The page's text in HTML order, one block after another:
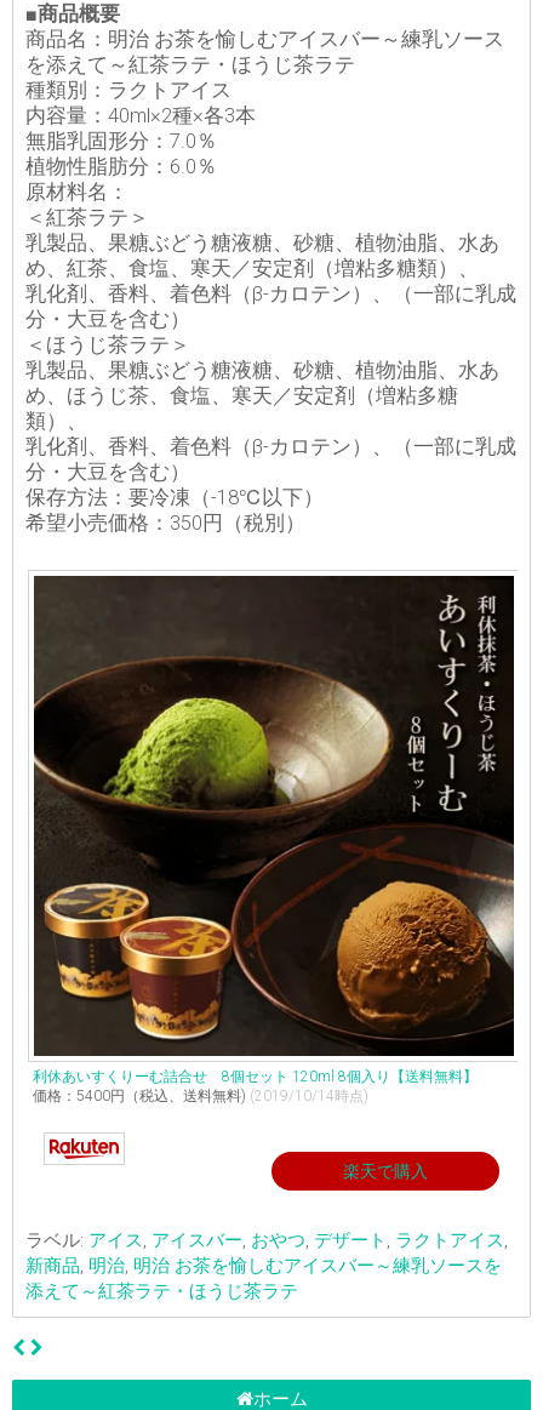
■商品概要
商品名：明治 お茶を愉しむアイスバー～練乳ソース
を添えて～紅茶ラテ・ほうじ茶ラテ
種類別：ラクトアイス
内容量：40ml×2種×各3本
無脂乳固形分：7.0％
植物性脂肪分：6.0％
原材料名：
＜紅茶ラテ＞
乳製品、果糖ぶどう糖液糖、砂糖、植物油脂、水あ
め、紅茶、食塩、寒天／安定剤（増粘多糖類）、
乳化剤、香料、着色料（β-カロテン）、（一部に乳成
分・大豆を含む）
＜ほうじ茶ラテ＞
乳製品、果糖ぶどう糖液糖、砂糖、植物油脂、水あ
め、ほうじ茶、食塩、寒天／安定剤（増粘多糖
類）、
乳化剤、香料、着色料（β-カロテン）、（一部に乳成
分・大豆を含む）
保存方法：要冷凍（-18℃以下）
希望小売価格：350円（税別）
利休あいすくりーむ詰合せ 8個セット 120ml 8個入り【送料無料】
価格：5400円（税込、送料無料) (2019/10/14時点)
楽天で購入
ラベル: アイス, アイスバー, おやつ, デザート , ラクトアイス,
新商品, 明治, 明治 お茶を愉しむアイスバー～練乳ソースを
添えて～紅茶ラテ・ほうじ茶ラテ
ホーム